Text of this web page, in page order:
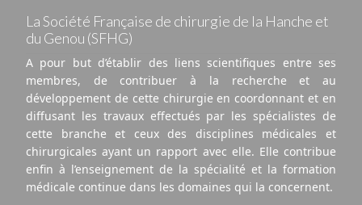
La Société Française de chirurgie de la Hanche et
du Genou (SFHG)
A pour but d’établir des liens scientifiques entre ses
membres, de contribuer à la recherche et au
développement de cette chirurgie en coordonnant et en
diffusant les travaux effectués par les spécialistes de
cette branche et ceux des disciplines médicales et
chirurgicales ayant un rapport avec elle. Elle contribue
enfin à l’enseignement de la spécialité et la formation
médicale continue dans les domaines qui la concernent.